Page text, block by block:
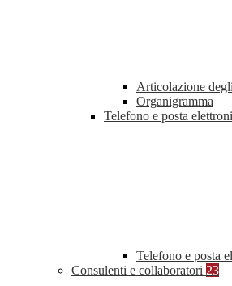
Articolazione
Organigramma
Telefono e posta
Telefono e posta
Consulenti e collaboratori 23